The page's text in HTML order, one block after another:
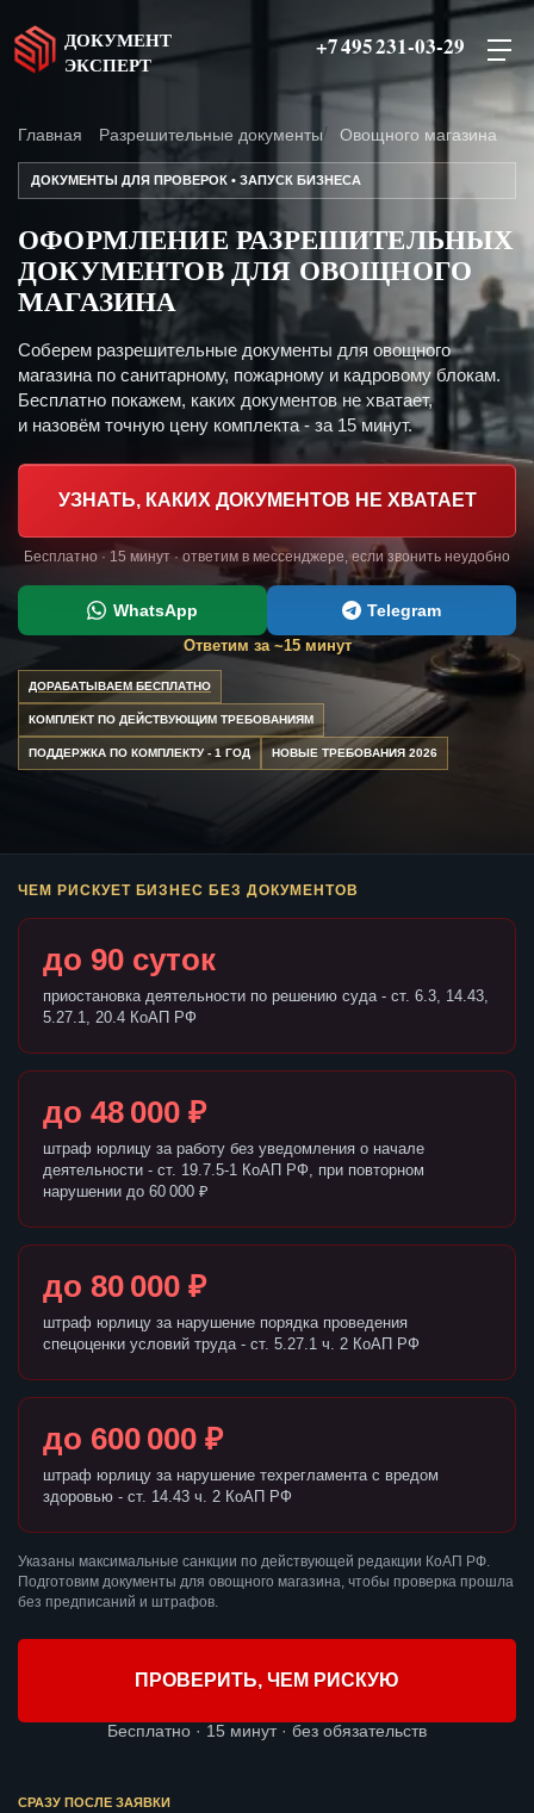
ДОКУМЕНТ
ЭКСПЕРТ
+7 495 231-03-29
Главная Разрешительные документы Овощного магазина
ДОКУМЕНТЫ ДЛЯ ПРОВЕРОК • ЗАПУСК БИЗНЕСА
ОФОРМЛЕНИЕ РАЗРЕШИТЕЛЬНЫХ
ДОКУМЕНТОВ ДЛЯ ОВОЩНОГО
МАГАЗИНА
Соберем разрешительные документы для овощного
магазина по санитарному, пожарному и кадровому блокам.
Бесплатно покажем, каких документов не хватает,
и назовём точную цену комплекта - за 15 минут.
УЗНАТЬ, КАКИХ ДОКУМЕНТОВ НЕ ХВАТАЕТ
Бесплатно · 15 минут · ответим в мессенджере, если звонить неудобно
WhatsApp Telegram
Ответим за ~15 минут
ДОРАБАТЫВАЕМ БЕСПЛАТНО
КОМПЛЕКТ ПО ДЕЙСТВУЮЩИМ ТРЕБОВАНИЯМ
ПОДДЕРЖКА ПО КОМПЛЕКТУ - 1 ГОД НОВЫЕ ТРЕБОВАНИЯ 2026
ЧЕМ РИСКУЕТ БИЗНЕС БЕЗ ДОКУМЕНТОВ
до 90 суток
приостановка деятельности по решению суда - ст. 6.3, 14.43,
5.27.1, 20.4 КоАП РФ
до 48 000 ₽
штраф юрлицу за работу без уведомления о начале
деятельности - ст. 19.7.5-1 КоАП РФ, при повторном
нарушении до 60 000 ₽
до 80 000 ₽
штраф юрлицу за нарушение порядка проведения
спецоценки условий труда - ст. 5.27.1 ч. 2 КоАП РФ
до 600 000 ₽
штраф юрлицу за нарушение техрегламента с вредом
здоровью - ст. 14.43 ч. 2 КоАП РФ
Указаны максимальные санкции по действующей редакции КоАП РФ.
Подготовим документы для овощного магазина, чтобы проверка прошла
без предписаний и штрафов.
ПРОВЕРИТЬ, ЧЕМ РИСКУЮ
Бесплатно · 15 минут · без обязательств
СРАЗУ ПОСЛЕ ЗАЯВКИ